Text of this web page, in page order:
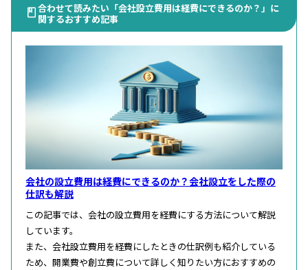
合わせて読みたい「会社設立費用は経費にできるのか？」に
関するおすすめ記事
会社の設立費用は経費にできるのか？会社設立をした際の
仕訳も解説
この記事では、会社の設立費用を経費にする方法について解説
しています。
また、会社設立費用を経費にしたときの仕訳例も紹介している
ため、開業費や創立費について詳しく知りたい方におすすめの